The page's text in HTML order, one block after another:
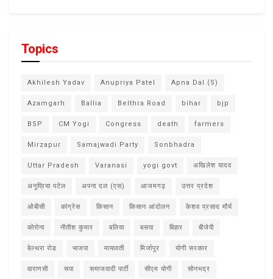
Topics
Akhilesh Yadav Anupriya Patel Apna Dal (S)
Azamgarh Ballia Belthra Road bihar bjp
BSP CM Yogi Congress death farmers
Mirzapur Samajwadi Party Sonbhadra
Uttar Pradesh Varanasi yogi govt अखिलेश यादव
अनुप्रिया पटेल अपना दल (एस) आजमगढ़ उत्तर प्रदेश
ओबीसी कांग्रेस किसान किसान आंदोलन केशव प्रसाद मौर्य
कोरोना नीतीश कुमार बलिया बसपा बिहार बीजेपी
बेल्थरा रोड भाजपा मायावती मिर्जापुर योगी सरकार
वाराणसी सपा समाजवादी पार्टी सीएम योगी सोनभद्र